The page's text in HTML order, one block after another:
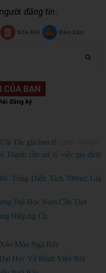
đăng tin.
Xóa Bài Báo Xấu
BẠN
đăng ký
Tắc giá bao rẻ
Thạnh cần xử lý việc gia đình
Tổng Diện Tích 700m2 Giá
Đại Học Nam Cần Thơ
Hiệp,hg Củ.
Môn Ngã Bảy
Học Và Bệnh Viện Nhi